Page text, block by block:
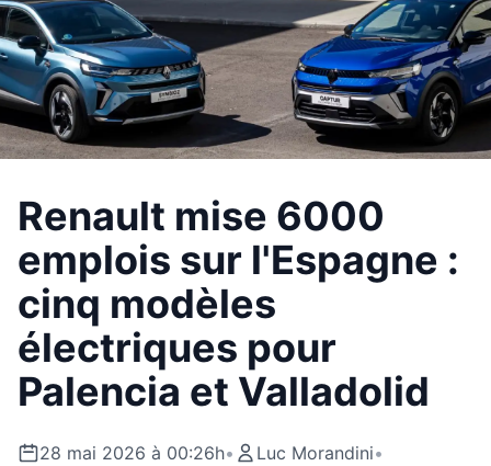
Renault mise 6000
emplois sur l'Espagne :
cinq modèles
électriques pour
Palencia et Valladolid
28 mai 2026 à 00:26h• Luc Morandini•